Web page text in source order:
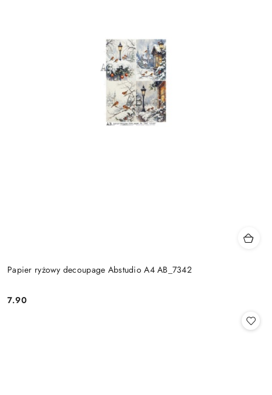
Papier ryżowy decoupage Abstudio A4 AB_7342
Cena:
7.90